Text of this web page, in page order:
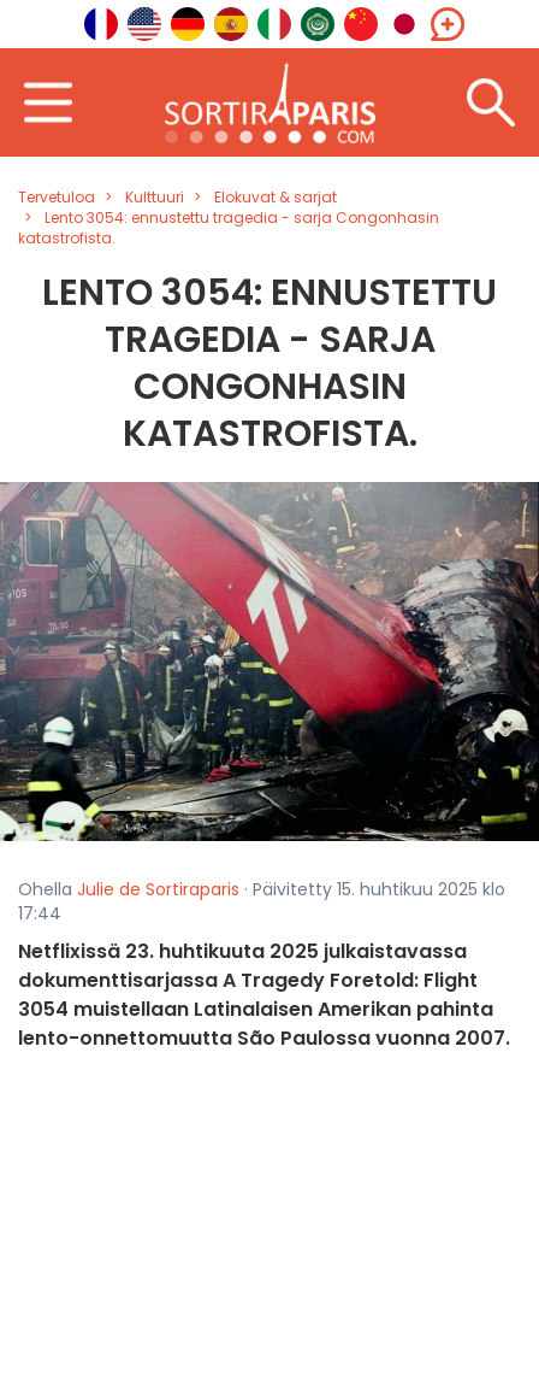
Tervetuloa Kulttuuri
Elokuvat & sarjat
Lento 3054: ennustettu tragedia - sarja Congonhasin
katastrofista.
LENTO 3054: ENNUSTETTU
TRAGEDIA - SARJA
CONGONHASIN
KATASTROFISTA.
Ohella Julie de Sortiraparis · Päivitetty 15. huhtikuu 2025 klo
17:44
Netflixissä 23. huhtikuuta 2025 julkaistavassa
dokumenttisarjassa A Tragedy Foretold: Flight
3054 muistellaan Latinalaisen Amerikan pahinta
lento-onnettomuutta São Paulossa vuonna 2007.